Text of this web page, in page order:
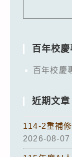
百年校慶
百年校慶
近期文章
114-2重補
2026-08-07